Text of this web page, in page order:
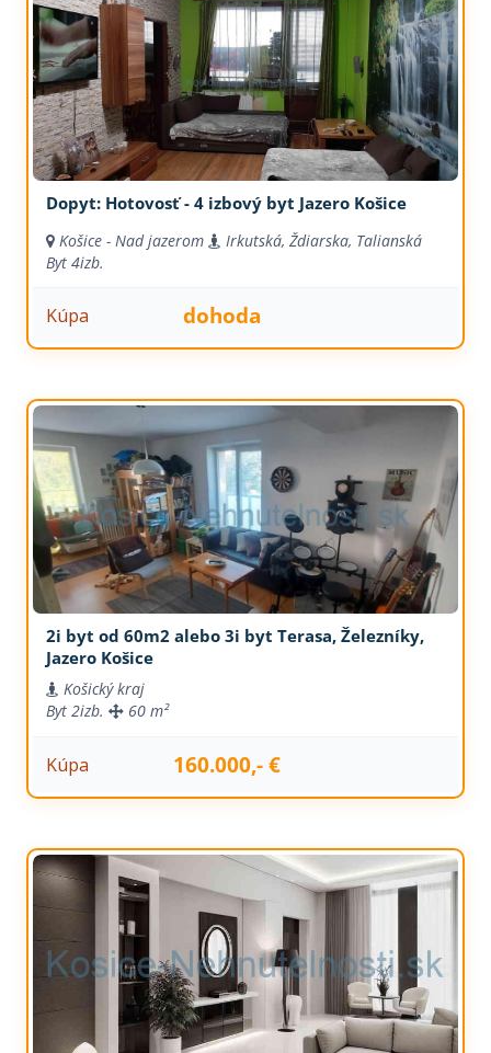
Dopyt: Hotovosť - 4 izbový byt Jazero Košice
Košice - Nad jazerom
Irkutská, Ždiarska, Talianská
Byt 4izb.
Kúpa dohoda
2i byt od 60m2 alebo 3i byt Terasa, Železníky,
Jazero Košice
Košický kraj
Byt 2izb. 60 m²
Kúpa 160.000,- €